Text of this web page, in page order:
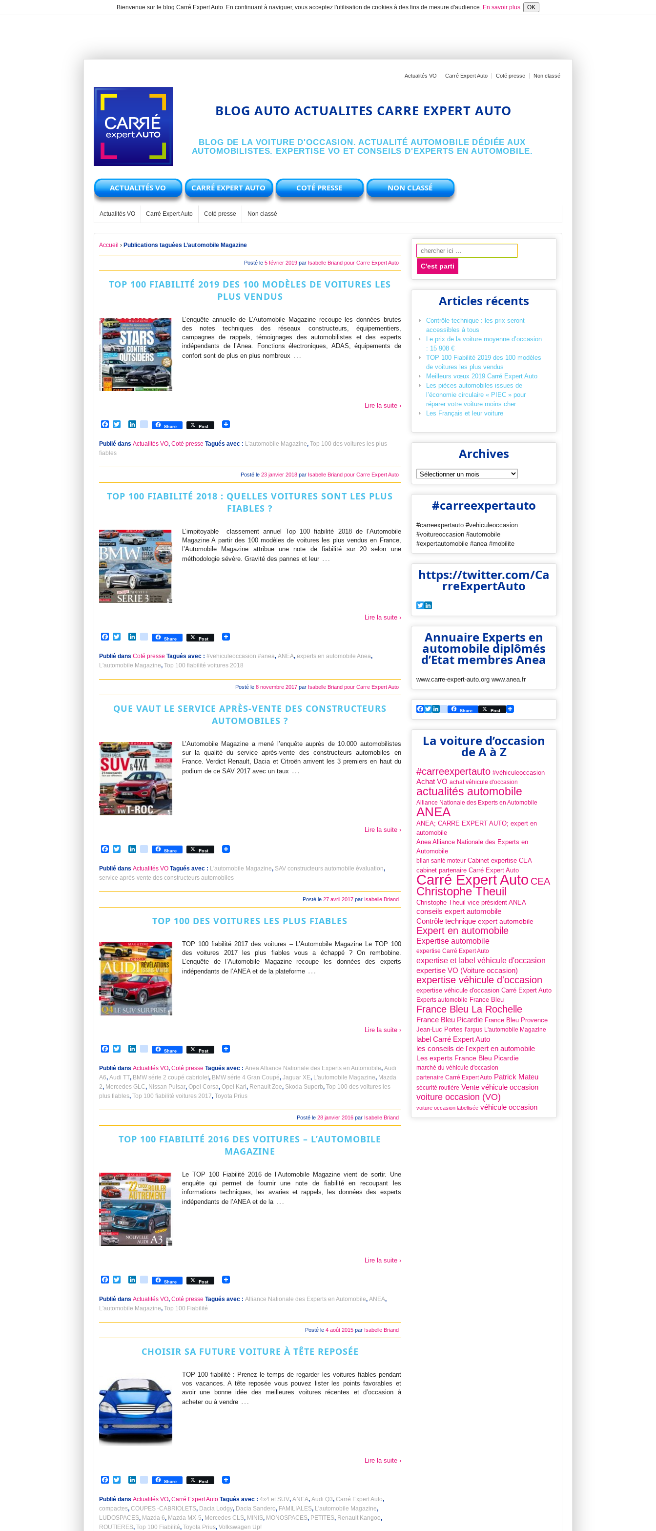
Bienvenue sur le blog Carré Expert Auto. En continuant à naviguer, vous acceptez l'utilisation de cookies à des fins de mesure d'audience. En savoir plus. OK
Actualités VO Carré Expert Auto Coté presse Non classé
BLOG AUTO ACTUALITES CARRE EXPERT AUTO
BLOG DE LA VOITURE D'OCCASION. ACTUALITÉ AUTOMOBILE DÉDIÉE AUX
AUTOMOBILISTES. EXPERTISE VO ET CONSEILS D'EXPERTS EN AUTOMOBILE.
ACTUALITÉS VO CARRÉ EXPERT AUTO COTÉ PRESSE NON CLASSÉ
Actualités VO Carré Expert Auto Coté presse Non classé
Accueil › Publications taguées L’automobile Magazine
Posté le 5 février 2019par Isabelle Briand pour Carre Expert Auto
TOP 100 FIABILITÉ 2019 DES 100 MODÈLES DE VOITURES LES
PLUS VENDUS
L’enquête annuelle de L’Automobile Magazine recoupe les données brutes
des notes techniques des réseaux constructeurs, équipementiers,
campagnes de rappels, témoignages des automobilistes et des experts
indépendants de l’Anea. Fonctions électroniques, ADAS, équipements de
confort sont de plus en plus nombreux …
Lire la suite ›
Facebook
TwitterLinkedIn
viadeoShare Post
Publié dans Actualités VO, Coté presse Tagués avec : L'automobile Magazine, Top 100 des voitures les plus
fiables
Posté le 23 janvier 2018par Isabelle Briand pour Carre Expert Auto
TOP 100 FIABILITÉ 2018 : QUELLES VOITURES SONT LES PLUS
FIABLES ?
L’impitoyable classement annuel Top 100 fiabilité 2018 de l’Automobile
Magazine A partir des 100 modèles de voitures les plus vendus en France,
l’Automobile Magazine attribue une note de fiabilité sur 20 selon une
méthodologie sévère. Gravité des pannes et leur …
Lire la suite ›
Facebook
TwitterLinkedIn
viadeoShare Post
Publié dans Coté presse Tagués avec : #vehiculeoccasion #anea, ANEA, experts en automobile Anea,
L'automobile Magazine, Top 100 fiabilité voitures 2018
Posté le 8 novembre 2017par Isabelle Briand pour Carre Expert Auto
QUE VAUT LE SERVICE APRÈS-VENTE DES CONSTRUCTEURS
AUTOMOBILES ?
L’Automobile Magazine a mené l’enquête auprès de 10.000 automobilistes
sur la qualité du service après-vente des constructeurs automobiles en
France. Verdict Renault, Dacia et Citroën arrivent les 3 premiers en haut du
podium de ce SAV 2017 avec un taux …
Lire la suite ›
Facebook
TwitterLinkedIn
viadeoShare Post
Publié dans Actualités VO Tagués avec : L'automobile Magazine, SAV constructeurs automobile évaluation,
service après-vente des constructeurs automobiles
Posté le 27 avril 2017par Isabelle Briand
TOP 100 DES VOITURES LES PLUS FIABLES
TOP 100 fiabilité 2017 des voitures – L’Automobile Magazine Le TOP 100
des voitures 2017 les plus fiables vous a échappé ? On rembobine.
L’enquête de l’Automobile Magazine recoupe les données des experts
indépendants de l’ANEA et de la plateforme …
Lire la suite ›
Facebook
TwitterLinkedIn
viadeoShare Post
Publié dans Actualités VO, Coté presse Tagués avec : Anea Alliance Nationale des Experts en Automobile, Audi
A6, Audi TT, BMW série 2 coupé cabriolet, BMW série 4 Gran Coupé, Jaguar XE, L'automobile Magazine, Mazda
2, Mercedes GLC, Nissan Pulsar, Opel Corsa, Opel Karl , Renault Zoe, Skoda Superb, Top 100 des voitures les
plus fiables, Top 100 fiabilité voitures 2017, Toyota Prius
Posté le 28 janvier 2016par Isabelle Briand
TOP 100 FIABILITÉ 2016 DES VOITURES – L’AUTOMOBILE
MAGAZINE
Le TOP 100 Fiabilité 2016 de l’Automobile Magazine vient de sortir. Une
enquête qui permet de fournir une note de fiabilité en recoupant les
informations techniques, les avaries et rappels, les données des experts
indépendants de l’ANEA et de la …
Lire la suite ›
Facebook
TwitterLinkedIn
viadeoShare Post
Publié dans Actualités VO, Coté presse Tagués avec : Alliance Nationale des Experts en Automobile, ANEA,
L'automobile Magazine, Top 100 Fiabilité
Posté le 4 août 2015par Isabelle Briand
CHOISIR SA FUTURE VOITURE À TÊTE REPOSÉE
TOP 100 fiabilité : Prenez le temps de regarder les voitures fiables pendant
vos vacances. A tête reposée vous pouvez lister les points favorables et
avoir une bonne idée des meilleures voitures récentes et d’occasion à
acheter ou à vendre …
Lire la suite ›
Facebook
TwitterLinkedIn
viadeoShare Post
Publié dans Actualités VO, Carré Expert Auto Tagués avec : 4x4 et SUV, ANEA, Audi Q3, Carré Expert Auto,
compactes, COUPES -CABRIOLETS, Dacia Lodgy, Dacia Sandero, FAMILIALES, L'automobile Magazine,
LUDOSPACES, Mazda 6, Mazda MX-5, Mercedes CLS, MINIS, MONOSPACES, PETITES, Renault Kangoo,
ROUTIERES, Top 100 Fiabilité, Toyota Prius, Volkswagen Up!
Recherche pour:
Articles récents
Contrôle technique : les prix seront
accessibles à tous
Le prix de la voiture moyenne d’occasion
: 15 908 €
TOP 100 Fiabilité 2019 des 100 modèles
de voitures les plus vendus
Meilleurs vœux 2019 Carré Expert Auto
Les pièces automobiles issues de
l’économie circulaire « PIEC » pour
réparer votre voiture moins cher
Les Français et leur voiture
Archives
Archives
#carreexpertauto
#carreexpertauto #vehiculeoccasion
#voitureoccasion #automobile
#expertautomobile #anea #mobilite
https://twitter.com/Ca
rreExpertAuto
Twitter
LinkedIn
Annuaire Experts en
automobile diplômés
d’Etat membres Anea
www.carre-expert-auto.org www.anea.fr
Facebook
Twitter
LinkedIn
viadeo
Share Post
La voiture d’occasion
de A à Z
#carreexpertauto #véhiculeoccasion
Achat VO achat véhicule d'occasion
actualités automobile
Alliance Nationale des Experts en Automobile
ANEA
ANEA; CARRE EXPERT AUTO; expert en
automobile
Anea Alliance Nationale des Experts en
Automobile
bilan santé moteur Cabinet expertise CEA
cabinet partenaire Carré Expert Auto
Carré Expert Auto CEA
Christophe Theuil
Christophe Theuil vice président ANEA
conseils expert automobile
Contrôle technique expert automobile
Expert en automobile
Expertise automobile
expertise Carré Expert Auto
expertise et label véhicule d'occasion
expertise VO (Voiture occasion)
expertise véhicule d'occasion
expertise véhicule d'occasion Carré Expert Auto
Experts automobile France Bleu
France Bleu La Rochelle
France Bleu Picardie France Bleu Provence
Jean-Luc Portes l'argus L'automobile Magazine
label Carré Expert Auto
les conseils de l'expert en automobile
Les experts France Bleu Picardie
marché du véhicule d'occasion
partenaire Carré Expert Auto Patrick Mateu
sécurité routière Vente véhicule occasion
voiture occasion (VO)
voiture occasion labellisée véhicule occasion